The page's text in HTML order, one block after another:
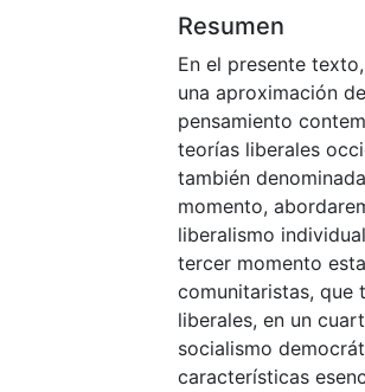
Resumen
En el presente
una aproximación
pensamiento
teorías liberales
también
momento,
liberalismo
tercer momento
comunitaristas, que
liberales, en un
socialismo
características